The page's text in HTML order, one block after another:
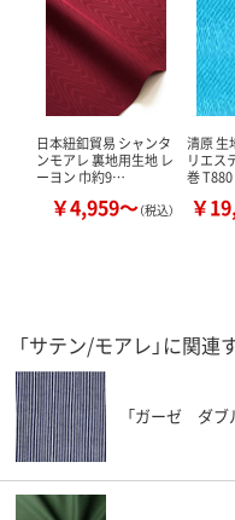
日本紐釦貿易 シャンタ
ンモアレ 裏地用生地 レ
ーヨン 巾約9…
￥4,959～（税込）
清原 生
リエス
巻 T880
￥
「サテン/モアレ」に関
「ガーゼ ダブ